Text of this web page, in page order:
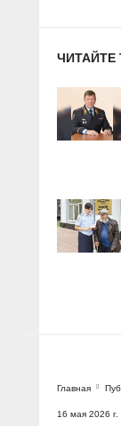
ЧИТАЙТЕ
Главная
16 мая 2026 г.